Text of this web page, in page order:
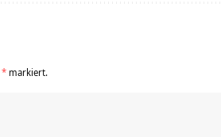
* markiert.